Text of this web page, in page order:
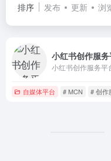
排序 发布 更新 浏
小红书创作服务
自媒体平台 # MCN # 创作